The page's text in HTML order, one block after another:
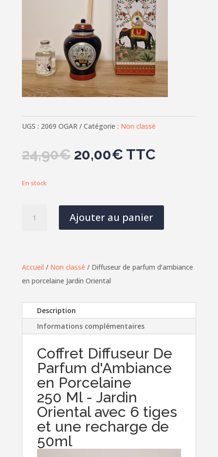
UGS : 2069 OGAR Catégorie : Non classé
24,90€ Le
24,90€.
20,00€Le
20,00€.
TTC
En stock
parfum
d'ambiance
porcelaine
Jardin
Oriental
Ajouter au panier
Accueil / Non classé / Diffuseur de parfum d’ambiance
en porcelaine Jardin Oriental
Description
Informations complémentaires
Coffret Diffuseur De
Parfum d'Ambiance
en Porcelaine
250 Ml - Jardin
Oriental avec 6 tiges
et une recharge de
50ml